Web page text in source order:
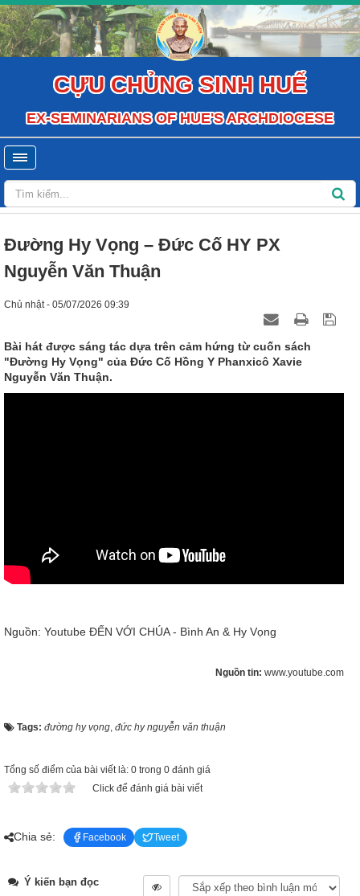
CỰU CHỦNG SINH HUẾ
EX-SEMINARIANS OF HUE'S ARCHDIOCESE
Đường Hy Vọng – Đức Cố HY PX
Nguyễn Văn Thuận
Chủ nhật - 05/07/2026 09:39
Bài hát được sáng tác dựa trên cảm hứng từ cuốn sách
"Đường Hy Vọng" của Đức Cố Hồng Y Phanxicô Xavie
Nguyễn Văn Thuận.
Nguồn: Youtube ĐẾN VỚI CHÚA - Bình An & Hy Vọng
Nguồn tin: www.youtube.com
Tags: đường hy vọng, đức hy nguyễn văn thuận
Tổng số điểm của bài viết là: 0 trong 0 đánh giá
Click để đánh giá bài viết
Chia sẻ: Facebook Tweet
Ý kiến bạn đọc